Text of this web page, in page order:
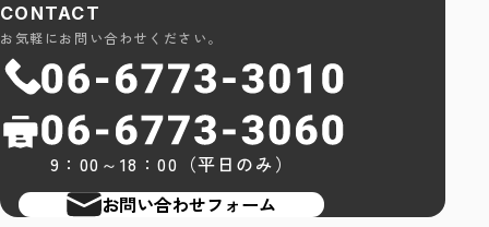
CONTACT
お気軽にお問い合わせください。
9：00～18：00（平日のみ）
お問い合わせフォーム